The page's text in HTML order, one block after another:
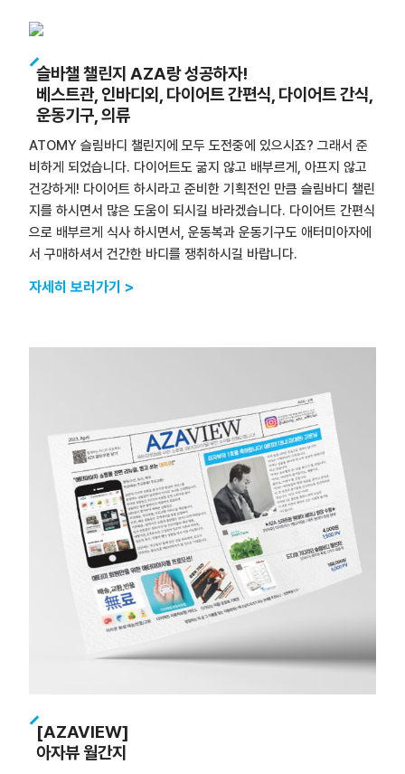
슬바챌 챌린지 AZA랑 성공하자!
베스트관, 인바디외, 다이어트 간편식, 다이어트 간식,
운동기구, 의류
ATOMY 슬림바디 챌린지에 모두 도전중에 있으시죠? 그래서 준
비하게 되었습니다. 다이어트도 굶지 않고 배부르게, 아프지 않고
건강하게! 다이어트 하시라고 준비한 기획전인 만큼 슬림바디 챌린
지를 하시면서 많은 도움이 되시길 바라겠습니다. 다이어트 간편식
으로 배부르게 식사 하시면서, 운동복과 운동기구도 애터미아자에
서 구매하셔서 건간한 바디를 쟁취하시길 바랍니다.
자세히 보러가기 >
[AZAVIEW]
아자뷰 월간지